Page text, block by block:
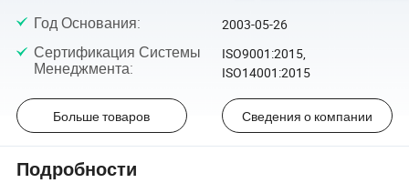
Год Основания: 2003-05-26
Сертификация Системы
Менеджмента:
ISO9001:2015,
ISO14001:2015
Больше товаров Сведения о компании
Подробности